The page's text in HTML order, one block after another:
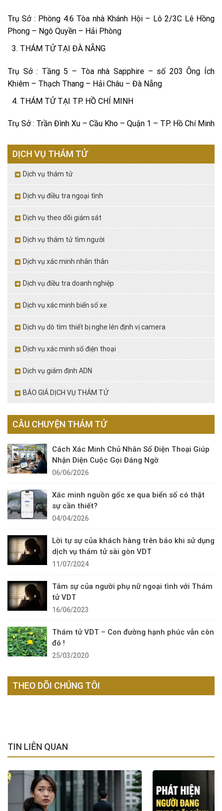
Trụ Sở : Phòng 4.6 Tòa nhà Khánh Hội – Lô 2/3C Lê Hồng
Phong – Ngô Quyền – Hải Phòng
THÁM TỬ TẠI ĐÀ NẴNG
Trụ Sở : Tầng 5 – Tòa nhà Sapphire – số 203 Ông Ích
Khiêm – Thạch Thang – Hải Châu – Đà Nẵng
THÁM TỬ TẠI TP. HỒ CHÍ MINH
Trụ Sở : Trần Đình Xu – Cầu Kho – Quận 1 – TP. Hồ Chí Minh
DỊCH VỤ THÁM TỬ
Dịch vụ thám tử
Dịch vụ điều tra ngoại tình
Dịch vụ theo dõi giám sát
Dịch vụ thám tử tìm người
Dịch vụ xác minh nhân thân
Dịch vụ điều tra doanh nghiệp
Dịch vụ xác minh biển số xe
Dịch vụ dò tìm thiết bị nghe lén định vị camera
Dịch vụ xác minh số điện thoại
Dịch vụ giám định ADN
BÁO GIÁ DỊCH VỤ THÁM TỬ
CÂU CHUYỆN THÁM TỬ
Cách Xác Minh Chủ Nhân Số Điện Thoại Giúp
Nhận Diện Cuộc Gọi Đáng Ngờ
06/06/2026
Xác minh nguồn gốc xe qua biển số có thật
sự cần thiết?
04/04/2026
Lời tự sự của khách hàng trên báo khi sử dụng
dịch vụ thám tử sài gòn VDT
11/07/2024
Tâm sự của người phụ nữ ngoại tình với Thám
tử VDT
16/06/2023
Thám tử VDT – Con đường hạnh phúc vẫn còn
đó !
25/03/2020
THEO DÕI CHÚNG TÔI
TIN LIÊN QUAN